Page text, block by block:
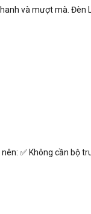
và mượt mà. Đèn
✅ Không cần bộ